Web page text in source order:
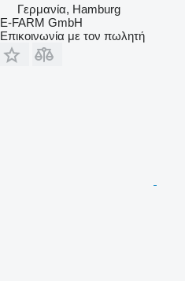
Γερμανία, Hamburg
E-FARM GmbH
Επικοινωνία με τον πωλητή